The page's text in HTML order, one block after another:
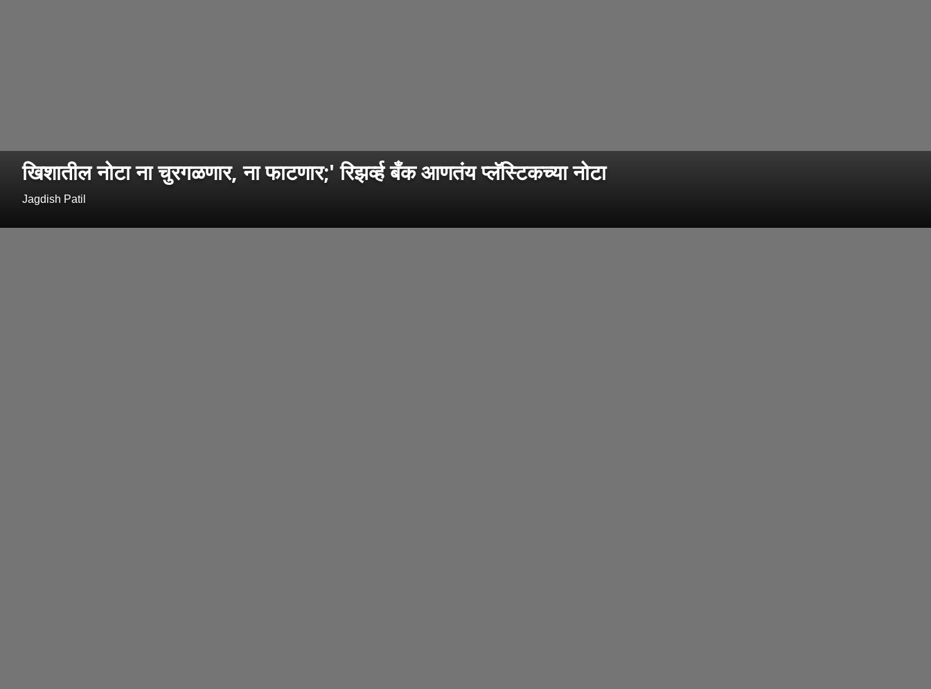
खिशातील नोटा ना चुरगळणार, ना फाटणार;' रिझर्व्ह बँक आणतंय प्लॅस्टिकच्या नोटा
Jagdish Patil